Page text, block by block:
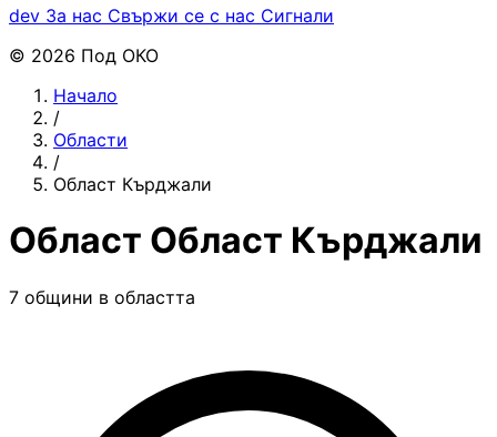
dev За нас Свържи се с нас Сигнали
© 2026 Под ОКО
Начало
/
Области
/
Област Кърджали
Област Област Кърджали
7 общини в областта